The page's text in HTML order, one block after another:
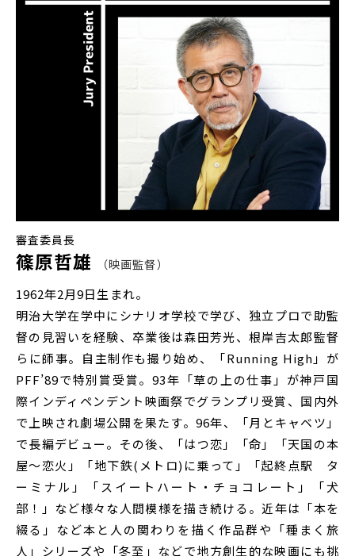
審査委員長
篠原哲雄 映画監督
1962年2月9日生まれ。
明治大学在学中にシナリオ学校で学び、独立プロで助監
督の見習いを経験、卒業後は森田芳光、根岸吉太郎監督
らに師事。自主制作も撮り始め、「Running High」が
PFF’89で特別賞受賞。93年「草の上の仕事」が神戸国
際インディペンデント映画祭でグランプリ受賞、国内外
で上映され劇場公開を果たす。96年、「月とキャベツ」
で長編デビュー。その後、「はつ恋」「命」「天国の本
屋〜恋火」「地下鉄(メトロ)に乗って」「起終点駅 タ
ーミナル」「スイートハート・チョコレート」「犬
部！」など様々な人間模様を描き続ける。近年は「本を
綴る」など本と人の関わりを描く作品群や「種まく旅
人」シリーズや「冬至」などで地方創生的な映画にも挑